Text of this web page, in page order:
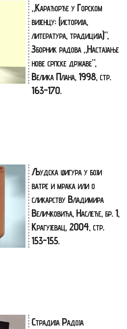
„Карађорђе у Горском
вијенцу: (историја,
литература, традиција)”,
Зборник радова „Настајање
нове српске државе”,
Велика Плана, 1998, стр.
163-170.
Људска фигура у боји
ватре и мрака или о
сликарству Владимира
Величковића, Наслеђе, бр. 1,
Крагујевац, 2004, стр.
153-155.
Страдија Радоја